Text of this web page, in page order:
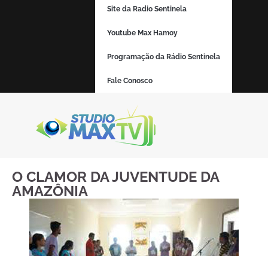
Site da Radio Sentinela
Youtube Max Hamoy
Programação da Rádio Sentinela
Fale Conosco
O CLAMOR DA JUVENTUDE DA
AMAZÔNIA